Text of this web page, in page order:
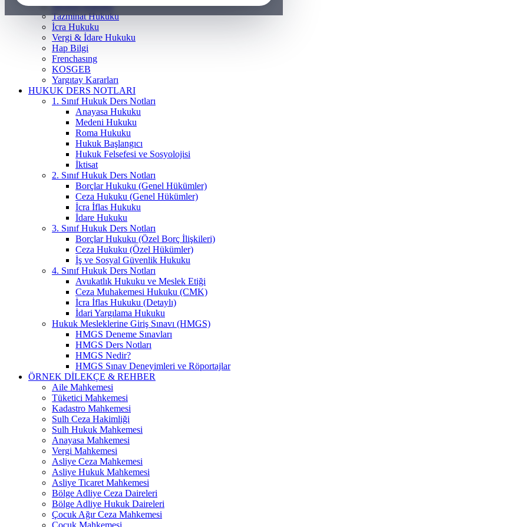
Medeni Hukuku
Tazminat Hukuku
İcra Hukuku
Vergi & İdare Hukuku
Hap Bilgi
Frenchasıng
KOSGEB
Yargıtay Kararları
HUKUK DERS NOTLARI
1. Sınıf Hukuk Ders Notları
Anayasa Hukuku
Medeni Hukuku
Roma Hukuku
Hukuk Başlangıcı
Hukuk Felsefesi ve Sosyolojisi
İktisat
2. Sınıf Hukuk Ders Notları
Borçlar Hukuku (Genel Hükümler)
Ceza Hukuku (Genel Hükümler)
İcra İflas Hukuku
İdare Hukuku
3. Sınıf Hukuk Ders Notları
Borçlar Hukuku (Özel Borç İlişkileri)
Ceza Hukuku (Özel Hükümler)
İş ve Sosyal Güvenlik Hukuku
4. Sınıf Hukuk Ders Notları
Avukatlık Hukuku ve Meslek Etiği
Ceza Muhakemesi Hukuku (CMK)
İcra İflas Hukuku (Detaylı)
İdari Yargılama Hukuku
Hukuk Mesleklerine Giriş Sınavı (HMGS)
HMGS Deneme Sınavları
HMGS Ders Notları
HMGS Nedir?
HMGS Sınav Deneyimleri ve Röportajlar
ÖRNEK DILEKÇE & REHBER
Aile Mahkemesi
Tüketici Mahkemesi
Kadastro Mahkemesi
Sulh Ceza Hakimliği
Sulh Hukuk Mahkemesi
Anayasa Mahkemesi
Vergi Mahkemesi
Asliye Ceza Mahkemesi
Asliye Hukuk Mahkemesi
Asliye Ticaret Mahkemesi
Bölge Adliye Ceza Daireleri
Bölge Adliye Hukuk Daireleri
Çocuk Ağır Ceza Mahkemesi
Çocuk Mahkemesi